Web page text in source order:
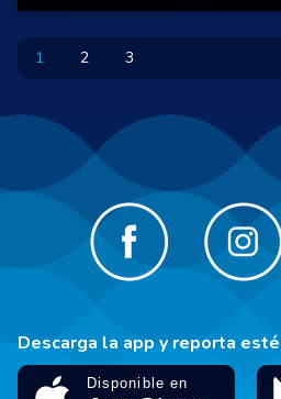
1 2 3
Descarga la app y reporta